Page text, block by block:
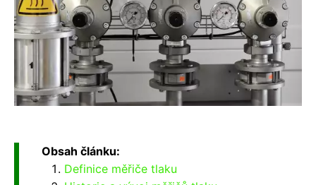
Obsah článku:
Definice měřiče tlaku